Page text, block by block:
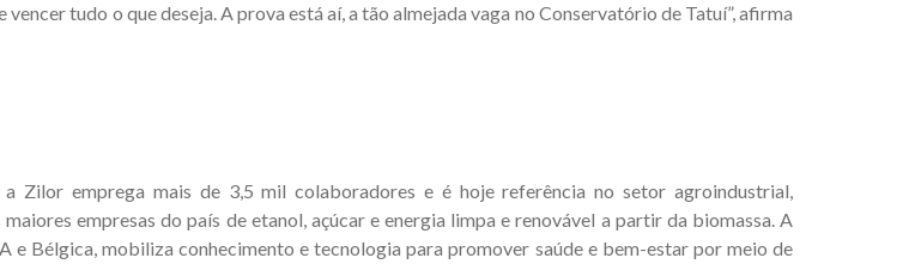
tudo o que deseja. A prova está aí, a tão almejada vaga no Conservatório de Tatuí”, afirma
Zilor emprega mais de 3,5 mil colaboradores e é hoje referência no setor agroindustrial,
empresas do país de etanol, açúcar e energia limpa e renovável a partir da biomassa. A
e Bélgica, mobiliza conhecimento e tecnologia para promover saúde e bem-estar por meio de